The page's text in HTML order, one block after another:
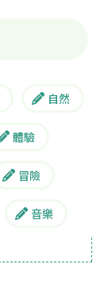
自然
體驗
冒險
音樂